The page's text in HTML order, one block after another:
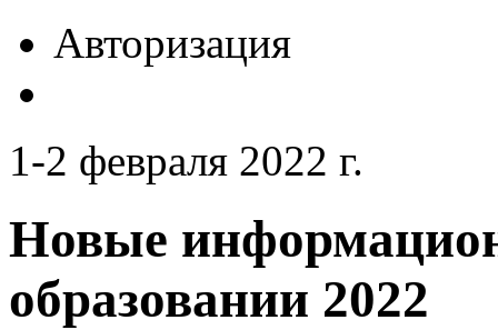
Авторизация
1-2 февраля 2022 г.
Новые
образовании 2022